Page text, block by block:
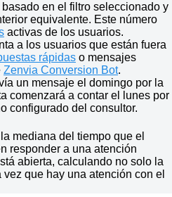
en el filtro seleccionado y
equivalente. Este número
activas de los usuarios.
a los usuarios que están fuera
rápidas o mensajes
Zenvia Conversion Bot.
un mensaje el domingo por la
comenzará a contar el lunes por
configurado del consultor.
mediana del tiempo que el
responder a una atención
abierta, calculando no solo la
que hay una atención con el